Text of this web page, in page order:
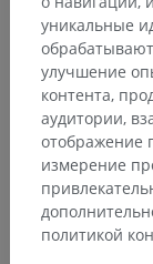
уникальные
улучшение
контента,
аудитории,
отображение
измерение
политикой